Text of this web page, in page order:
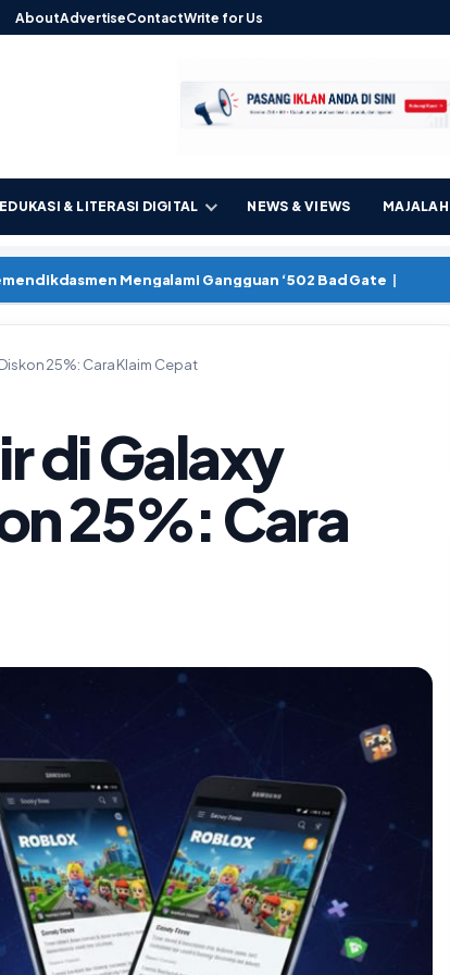
AboutAdvertiseContactWrite for Us
EDUKASI & LITERASI DIGITAL NEWS & VIEWS
25%: Cara Klaim Cepat
di Galaxy
25%: Cara